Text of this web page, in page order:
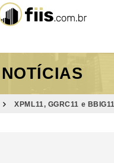
FUNDO
NOTÍCIAS
XPML11, GGRC11 e